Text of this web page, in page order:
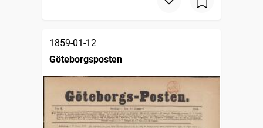
1859-01-12
Göteborgsposten